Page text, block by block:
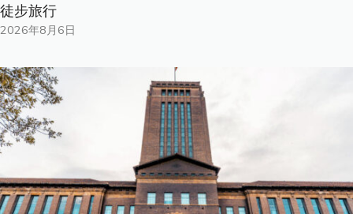
徒步旅行
2026年8月6日